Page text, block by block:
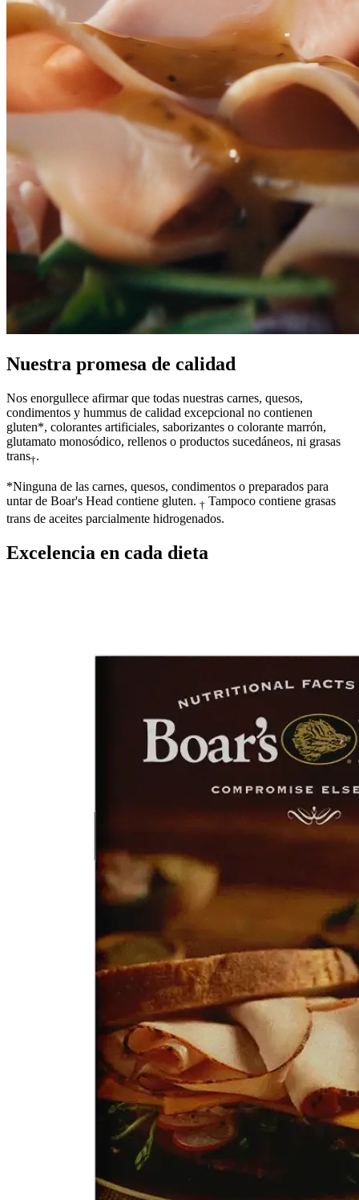
Nuestra promesa de calidad
Nos enorgullece afirmar que todas nuestras carnes, quesos,
condimentos y hummus de calidad excepcional no contienen
gluten*, colorantes artificiales, saborizantes o colorante marrón,
glutamato monosódico, rellenos o productos sucedáneos, ni grasas
trans†.
*Ninguna de las carnes, quesos, condimentos o preparados para
untar de Boar's Head contiene gluten. † Tampoco contiene grasas
trans de aceites parcialmente hidrogenados.
Excelencia en cada dieta